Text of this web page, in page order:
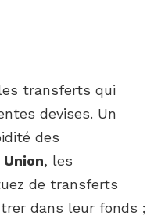
transferts qui
devises. Un
des
, les
de transferts
dans leur fonds ;